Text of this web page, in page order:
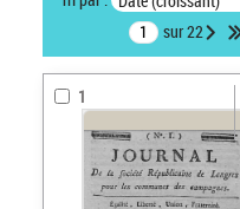
sur 22
1